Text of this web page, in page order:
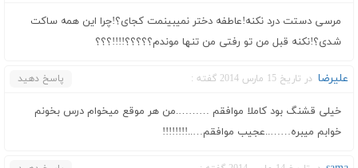
مرسی دستت درد نکنه!عاطفه دختر نمیبینمت کجای؟!چرا این همه ساکت
شدی؟!نکنه قبل من تو رفتی من تنها موندم؟؟؟؟؟!!!!؟؟؟
علیرضا در تاریخ 15 مارس 2014 گفته : پاسخ دهید
خیلی قشنگ بود کاملا موافقم ……….من هر موقع میخوام درس بخونم
خوابم میبره……..عجیب موافقم…..!!!!!!!!